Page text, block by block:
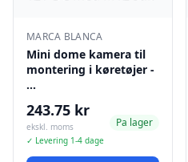
MARCA BLANCA
Mini dome kamera til
montering i køretøjer -
…
243.75 kr
ekskl. moms
✓ Levering 1-4 dage
Pa lager